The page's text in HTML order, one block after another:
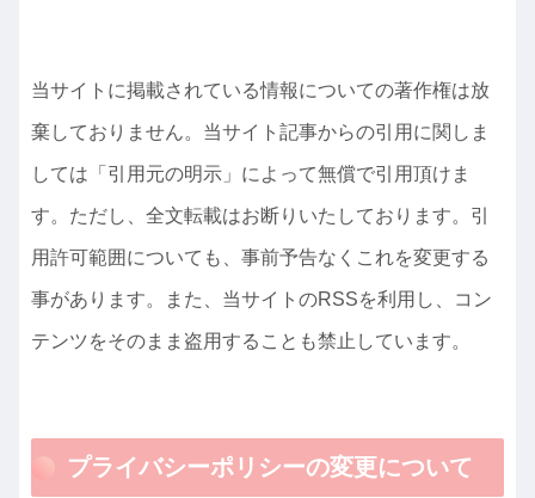
当サイトに掲載されている情報についての著作権は放
棄しておりません。当サイト記事からの引用に関しま
しては「引用元の明示」によって無償で引用頂けま
す。ただし、全文転載はお断りいたしております。引
用許可範囲についても、事前予告なくこれを変更する
事があります。また、当サイトのRSSを利用し、コン
テンツをそのまま盗用することも禁止しています。
プライバシーポリシーの変更について